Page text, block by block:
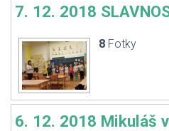
7. 12. 2018
8 Fotky
6. 12. 2018 Mikuláš